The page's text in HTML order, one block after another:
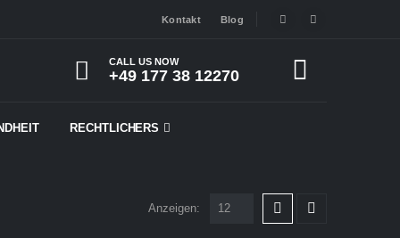
Kontakt Blog
CALL US NOW
+49 177 38 12270
RECHTLICHERS
Anzeigen: